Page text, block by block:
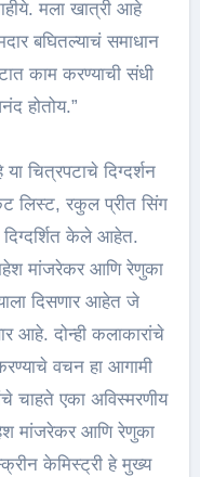
मला खात्री आहे
बघितल्याचं समाधान
काम करण्याची संधी
होतोय.”
चित्रपटाचे दिग्दर्शन
लिस्ट, रकुल प्रीत सिंग
दिग्दर्शित केले आहेत.
मांजरेकर आणि रेणुका
दिसणार आहेत जे
आहे. दोन्ही कलाकारांचे
वचन हा आगामी
चाहते एका अविस्मरणीय
मांजरेकर आणि रेणुका
केमिस्ट्री हे मुख्य